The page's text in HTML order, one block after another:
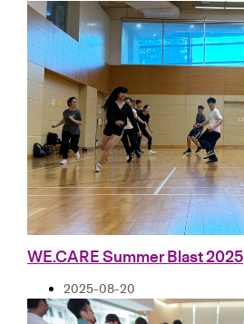
WE.CARE Summer Blast 2025
2025-08-20